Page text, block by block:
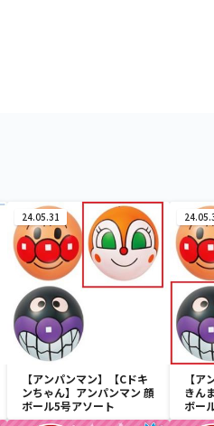
24.05.31
【アンパンマン】【Cドキ
ンちゃん】アンパンマン 顔
ボール5号アソート
【
きん
ボー